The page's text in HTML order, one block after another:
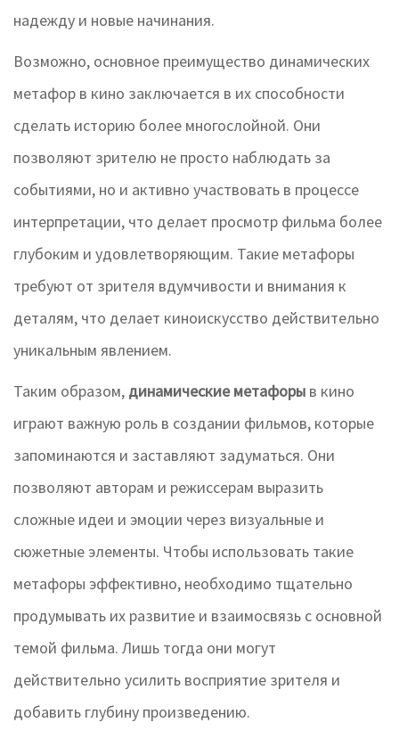
надежду и новые начинания.
Возможно, основное преимущество динамических
метафор в кино заключается в их способности
сделать историю более многослойной. Они
позволяют зрителю не просто наблюдать за
событиями, но и активно участвовать в процессе
интерпретации, что делает просмотр фильма более
глубоким и удовлетворяющим. Такие метафоры
требуют от зрителя вдумчивости и внимания к
деталям, что делает киноискусство действительно
уникальным явлением.
Таким образом, динамические метафоры в кино
играют важную роль в создании фильмов, которые
запоминаются и заставляют задуматься. Они
позволяют авторам и режиссерам выразить
сложные идеи и эмоции через визуальные и
сюжетные элементы. Чтобы использовать такие
метафоры эффективно, необходимо тщательно
продумывать их развитие и взаимосвязь с основной
темой фильма. Лишь тогда они могут
действительно усилить восприятие зрителя и
добавить глубину произведению.